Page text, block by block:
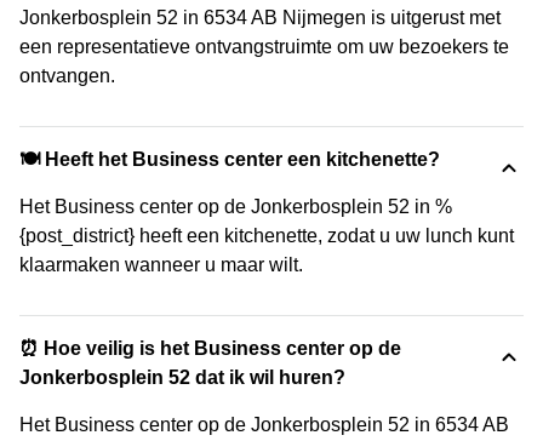
Jonkerbosplein 52 in 6534 AB Nijmegen is uitgerust met
een representatieve ontvangstruimte om uw bezoekers te
ontvangen.
🍽️ Heeft het Business center een kitchenette?
Het Business center op de Jonkerbosplein 52 in %
{post_district} heeft een kitchenette, zodat u uw lunch kunt
klaarmaken wanneer u maar wilt.
⏰ Hoe veilig is het Business center op de
Jonkerbosplein 52 dat ik wil huren?
Het Business center op de Jonkerbosplein 52 in 6534 AB